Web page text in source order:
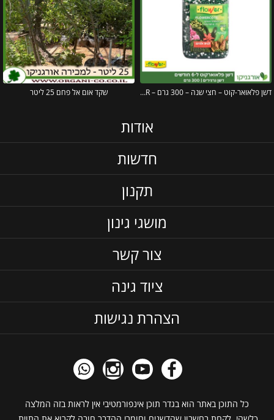
דשן פלאואר-קוט – חצי שנה – 300 גרם – FLOWER שקד אום אל פחם 25 ליטר
אודות
חדשות
תקנון
מושגי גינון
צור קשר
ציוד גינה
הצהרת נגישות
כל התוכן באתר הוא בגדר תוכן אינפורמטיבי אין לראות בזה המלצה